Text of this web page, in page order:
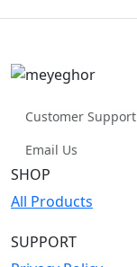
Customer Support
Email Us
SHOP
All Products
SUPPORT